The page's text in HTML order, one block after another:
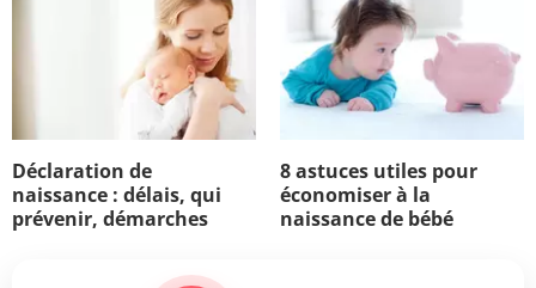
Déclaration de
naissance : délais, qui
prévenir, démarches
8 astuces utiles pour
économiser à la
naissance de bébé